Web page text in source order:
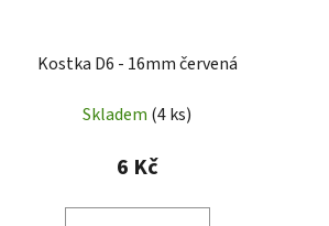
Kostka D6 - 16mm červená
Skladem (4 ks)
6 Kč